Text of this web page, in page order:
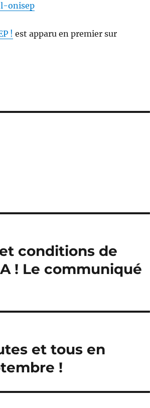
onisep
! est apparu en premier sur
conditions de
! Le communiqué
et tous en
!